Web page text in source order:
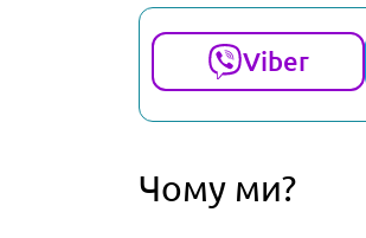
Viber
Чому ми?